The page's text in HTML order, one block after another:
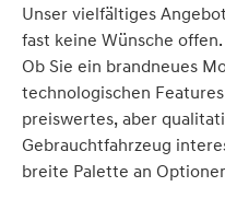
Unser vielfältiges
fast keine Wünsche offen.
Ob Sie ein brandneues
technologischen
preiswertes, aber
Gebrauchtfahrzeug
breite Palette an